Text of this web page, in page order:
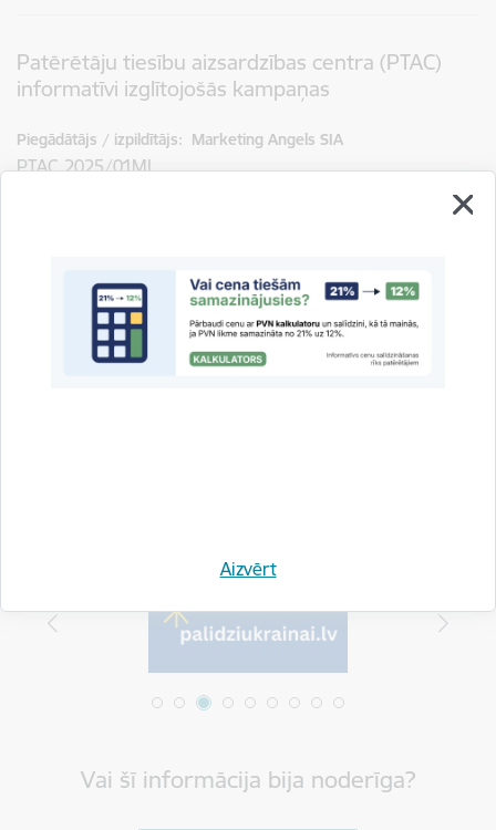
Aizvērt
Patērētāju tiesību aizsardzības centra (PTAC)
informatīvi izglītojošās kampaņas
Piegādātājs / izpildītājs: Marketing Angels SIA
PTAC 2025/01MI
Iesniegšanas datums
22.08.2025.
Vai šī informācija bija noderīga?